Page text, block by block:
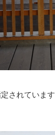
されています